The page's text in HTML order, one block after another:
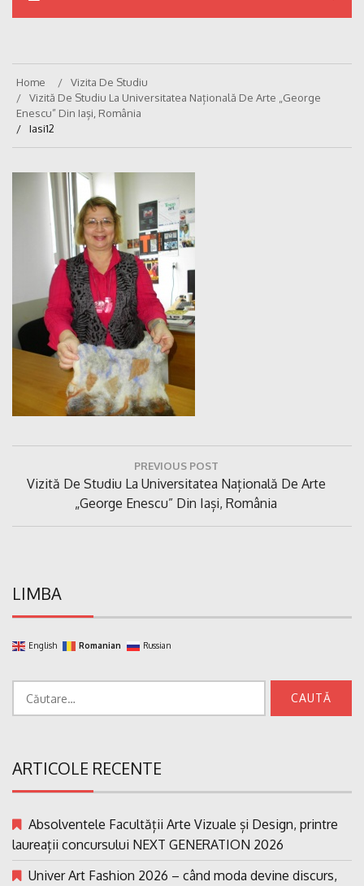
Home
Vizita De Studiu
Vizită De Studiu La Universitatea Națională De Arte „George
Enescu” Din Iași, România
Iasi12
articole
PREVIOUS POST
Previous
Vizită De Studiu La Universitatea Națională De Arte
„George Enescu” Din Iași, România
LIMBA
English Romanian Russian
ARTICOLE RECENTE
Absolventele Facultății Arte Vizuale și Design, printre
laureații concursului NEXT GENERATION 2026
Univer Art Fashion 2026 – când moda devine discurs,